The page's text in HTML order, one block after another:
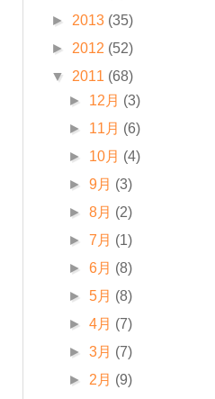
► 2013 (35)
► 2012 (52)
▼
2011 (68)
► 12月 (3)
► 11月 (6)
► 10月 (4)
►9月 (3)
►8月 (2)
►7月 (1)
►6月 (8)
►5月 (8)
►4月 (7)
►3月 (7)
► 2月 (9)